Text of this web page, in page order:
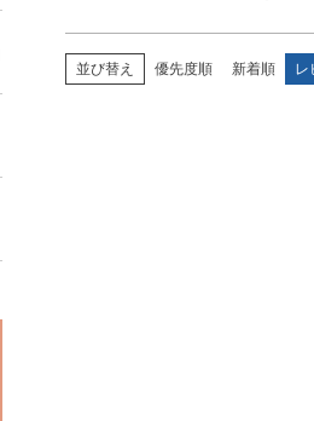
並び替え 優先度順 新着順 レ